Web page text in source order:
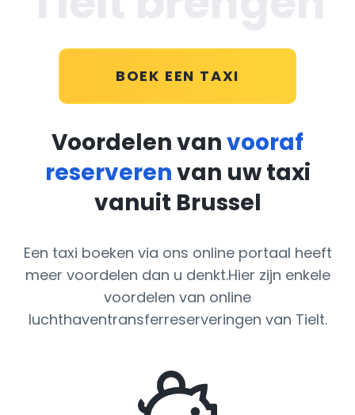
BOEK EEN TAXI
Voordelen vanvooraf
reserverenvan uw taxi
vanuit Brussel
Een taxi boeken via ons online portaal heeft
meer voordelen dan u denkt.Hier zijn enkele
voordelen van online
luchthaventransferreserveringen van Tielt.